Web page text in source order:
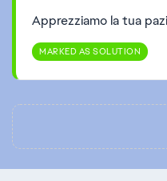
Apprezziamo la tua
MARKED AS SOLUTION